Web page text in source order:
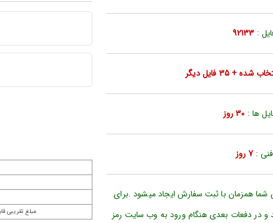
:
92133
شده + 35 فایل دیگر
ها : 30 روز
:7 روز
شما همزمان با ثبت سفارش ایجاد میشود .برای
و در دفعات بعدی هنگام ورود به وب سایت رمز
مبلغ تقریبی